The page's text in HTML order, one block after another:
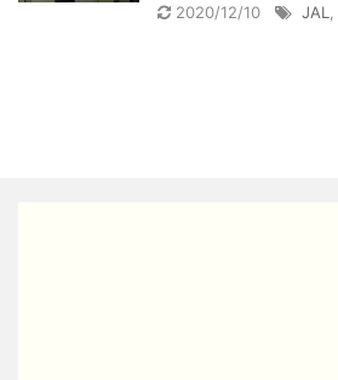
2020/12/10 JAL